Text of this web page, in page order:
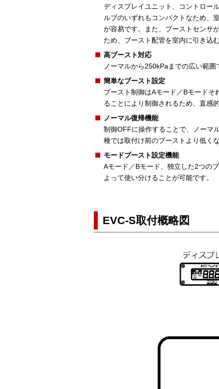
ディスプレイユニット、コントロー
ルブのいずれもコンパクトなため、
が容易です。また、ブーストセンサ
ため、ブースト配管を室内に引き込
高ブースト対応
ノーマルから250kPaまでの広い範
簡単なブースト設定
ブースト制御はAモード／Bモード
ることにより制御されるため、直感
ノーマル復帰機能
制御OFFに操作することで、ノーマ
種では取付け前のブーストより低く
モードブースト設定機能
Aモード／Bモード、独立した2つの
よって使い分けることが可能です。
EVC-S取付概略図